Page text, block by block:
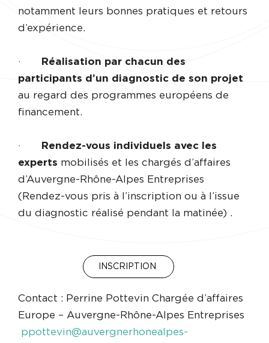
notamment leurs bonnes pratiques et retours
d’expérience.
·
Réalisation par chacun des
participants d’un diagnostic de son projet
au regard des programmes européens de
financement.
·
Rendez-vous individuels avec les
experts mobilisés et les chargés d’affaires
d’Auvergne-Rhône-Alpes Entreprises
(Rendez-vous pris à l’inscription ou à l’issue
du diagnostic réalisé pendant la matinée) .
INSCRIPTION
Contact : Perrine Pottevin Chargée d’affaires
Europe – Auvergne-Rhône-Alpes Entreprises
ppottevin@auvergnerhonealpes-